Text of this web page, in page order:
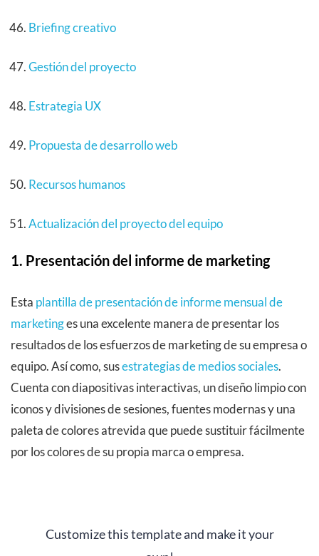
Briefing creativo
Gestión del proyecto
Estrategia UX
Propuesta de desarrollo web
Recursos humanos
Actualización del proyecto del equipo
1. Presentación del informe de marketing
Esta plantilla de presentación de informe mensual de
marketinges una excelente manera de presentar los
resultados de los esfuerzos de marketing de su empresa o
equipo. Así como, susestrategias de medios sociales.
Cuenta con diapositivas interactivas, un diseño limpio con
iconos y divisiones de sesiones, fuentes modernas y una
paleta de colores atrevida que puede sustituir fácilmente
por los colores de su propia marca o empresa.
Customize this template and make it your